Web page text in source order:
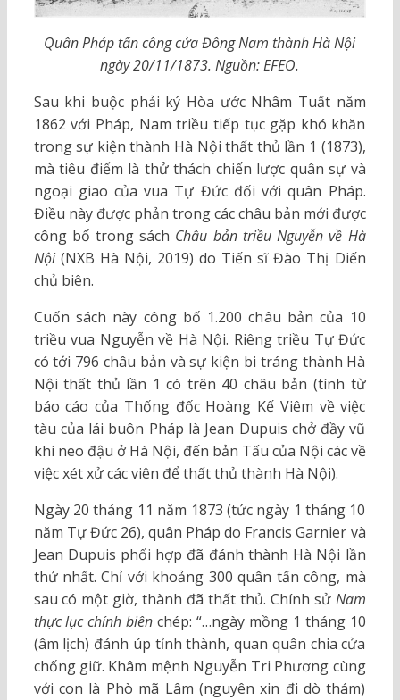
Quân Pháp tấn công cửa Đông Nam thành Hà Nội
ngày 20/11/1873. Nguồn: EFEO.
Sau khi buộc phải ký Hòa ước Nhâm Tuất năm
1862 với Pháp, Nam triều tiếp tục gặp khó khăn
trong sự kiện thành Hà Nội thất thủ lần 1 (1873),
mà tiêu điểm là thử thách chiến lược quân sự và
ngoại giao của vua Tự Đức đối với quân Pháp.
Điều này được phản trong các châu bản mới được
công bố trong sách Châu bản triều Nguyễn về Hà
Nội(NXB Hà Nội, 2019) do Tiến sĩ Đào Thị Diến
chủ biên.
Cuốn sách này công bố 1.200 châu bản của 10
triều vua Nguyễn về Hà Nội. Riêng triều Tự Đức
có tới 796 châu bản và sự kiện bi tráng thành Hà
Nội thất thủ lần 1 có trên 40 châu bản (tính từ
báo cáo của Thống đốc Hoàng Kế Viêm về việc
tàu của lái buôn Pháp là Jean Dupuis chở đầy vũ
khí neo đậu ở Hà Nội, đến bản Tấu của Nội các về
việc xét xử các viên để thất thủ thành Hà Nội).
Ngày 20 tháng 11 năm 1873 (tức ngày 1 tháng 10
năm Tự Đức 26), quân Pháp do Francis Garnier và
Jean Dupuis phối hợp đã đánh thành Hà Nội lần
thứ nhất. Chỉ với khoảng 300 quân tấn công, mà
sau có một giờ, thành đã thất thủ. Chính sử Nam
thực lục chính biên chép: “…ngày mồng 1 tháng 10
(âm lịch) đánh úp tỉnh thành, quan quân chia cửa
chống giữ. Khâm mệnh Nguyễn Tri Phương cùng
với con là Phò mã Lâm (nguyên xin đi dò thám)